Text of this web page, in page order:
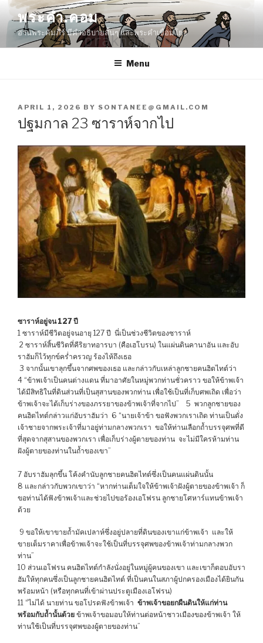
Skip
content
พระคำ.คอม
อ่านพระคัมภีร์ มีคำอธิบายสั้นๆ และพระคำเชื่อมโยง
Menu
POSTED
ON
APRIL 1, 2026 BY SONTANEE@GMAIL.COM
ปฐมกาล 23 ซาราห์จากไป
ซาราห์อยู่จน 127 ปี
1 ซาราห์มีชีวิตอยู่จนอายุ 127 ปี นี่เป็นช่วงชีวิตของซาราห์
2 ซาราห์สิ้นชีวิตที่คีริยาทอารบา (คือเฮโบรน) ในแผ่นดินคานาอัน และอับ
ราฮัมก็ไว้ทุกข์คร่ำครวญ ร้องไห้ถึงเธอ
3 จากนั้นเขาลุกขึ้นจากศพของเธอ และกล่าวกับเหล่าลูกชายคนฮิตไทต์ว่า
4 “ข้าพเจ้าเป็นคนต่างแดน ที่มาอาศัยในหมู่พวกท่านชั่วคราว ขอให้ข้าพเจ้า
ได้มีสิทธิในที่ดินส่วนที่เป็นสุสานของพวกท่าน เพื่อใช้เป็นที่เก็บศพเถิด เพื่อว่า
ข้าพเจ้าจะได้เก็บร่างของภรรยาของข้าพเจ้าที่จากไป” 5 พวกลูกชายของ
คนฮิตไทต์กล่าวแก่อับราฮัมว่า 6 “นายเจ้าข้า ขอฟังพวกเราเถิด ท่านเป็นดั่ง
เจ้าชายจากพระเจ้าที่มาอยู่ท่ามกลางพวกเรา ขอให้ท่านเลือกถ้ำบรรจุศพที่ดี
ที่สุดจากสุสานของพวกเรา เพื่อเก็บร่างผู้ตายของท่าน จะไม่มีใครห้ามท่าน
ฝังผู้ตายของท่านในถ้ำของเขา”
7 อับราฮัมลุกขึ้น โค้งคำนับลูกชายคนฮิตไทต์ซึ่งเป็นคนแผ่นดินนั้น
8 และกล่าวกับพวกเขาว่า “หากท่านเต็มใจให้ข้าพเจ้าฝังผู้ตายของข้าพเจ้า ก็
ขอท่านได้ฟังข้าพเจ้าและช่วยไปขอร้องเอโฟรน ลูกชายโศหาร์แทนข้าพเจ้า
ด้วย
9 ขอให้เขาขายถ้ำมัคเปลาห์ซึ่งอยู่ปลายที่ดินของเขาแก่ข้าพเจ้า และให้
ขายเต็มราคาเพื่อข้าพเจ้าจะใช้เป็นที่บรรจุศพของข้าพเจ้าท่ามกลางพวก
ท่าน”
10 ส่วนเอโฟรน คนฮิตไทต์กำลังนั่งอยู่ในหมู่ผู้คนของเขา และเขาก็ตอบอับรา
ฮัมให้ทุกคนซึ่งเป็นลูกชายคนฮิตไทต์ ที่เป็นคนในสภาผู้ปกครองเมืองได้ยินกัน
พร้อมหน้า (หรือทุกคนที่เข้าผ่านประตูเมืองเอโฟรน)
11 “ไม่ได้ นายท่าน ขอโปรดฟังข้าพเจ้า ข้าพเจ้าขอยกผืนดินให้แก่ท่าน
พร้อมกับถ้ำนั้นด้วย ข้าพเจ้าขอมอบให้ท่านต่อหน้าชาวเมืองของข้าพเจ้า ให้
ท่านใช้เป็นที่บรรจุศพของผู้ตายของท่าน”